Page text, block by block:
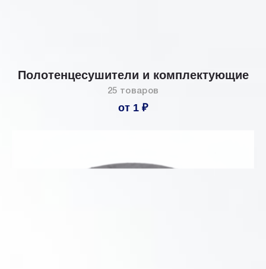
Полотенцесушители и комплектующие
25 товаров
от 1 ₽